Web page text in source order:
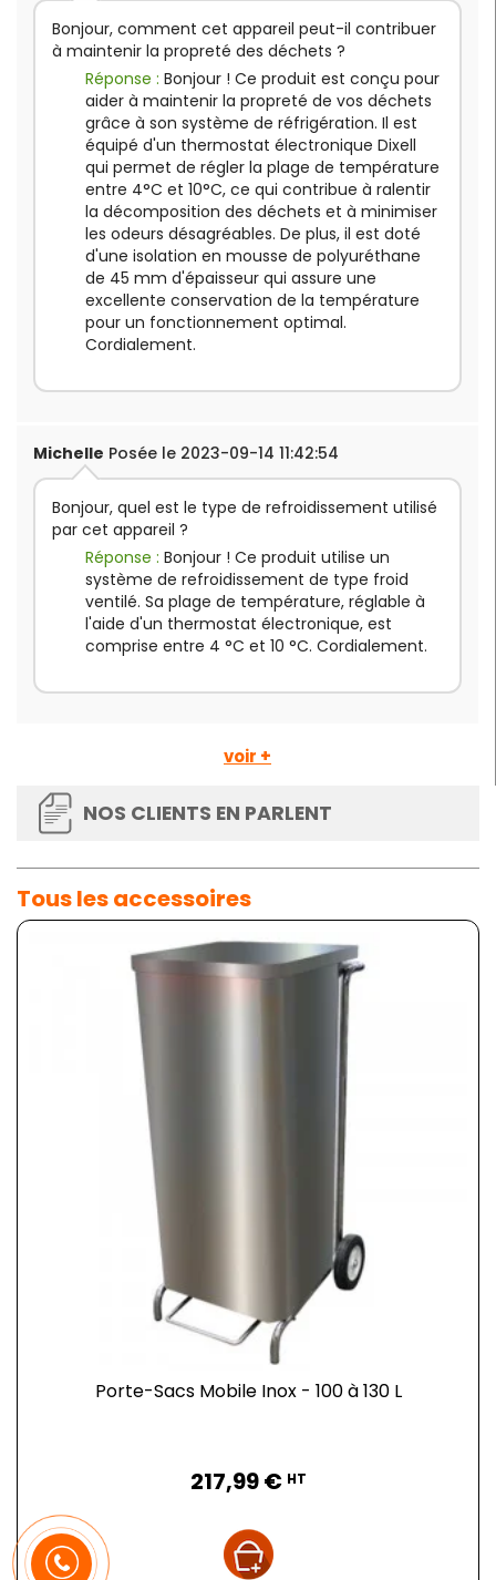
Bonjour, comment cet appareil peut-il contribuer
à maintenir la propreté des déchets ?
Réponse : Bonjour ! Ce produit est conçu pour
aider à maintenir la propreté de vos déchets
grâce à son système de réfrigération. Il est
équipé d'un thermostat électronique Dixell
qui permet de régler la plage de température
entre 4°C et 10°C, ce qui contribue à ralentir
la décomposition des déchets et à minimiser
les odeurs désagréables. De plus, il est doté
d'une isolation en mousse de polyuréthane
de 45 mm d'épaisseur qui assure une
excellente conservation de la température
pour un fonctionnement optimal.
Cordialement.
Michelle Posée le 2023-09-14 11:42:54
Bonjour, quel est le type de refroidissement utilisé
par cet appareil ?
Réponse : Bonjour ! Ce produit utilise un
système de refroidissement de type froid
ventilé. Sa plage de température, réglable à
l'aide d'un thermostat électronique, est
comprise entre 4 °C et 10 °C. Cordialement.
voir +
NOS CLIENTS EN PARLENT
Tous les accessoires
Porte-Sacs Mobile Inox - 100 à 130 L
217,99 € HT